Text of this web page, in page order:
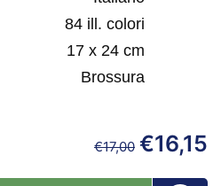
84 ill. colori
17 x 24 cm
Brossura
€17,00 €16,15